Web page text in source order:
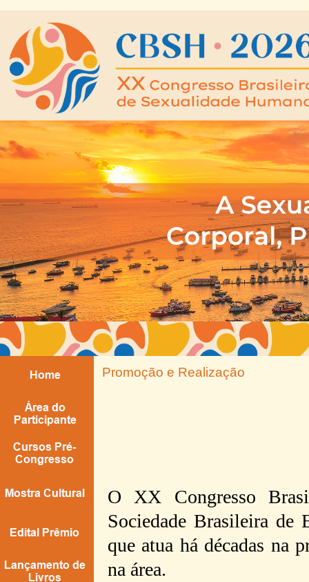
Promoção e Realização
O XX Congresso
Sociedade Brasileira de
que atua há décadas na
na área.